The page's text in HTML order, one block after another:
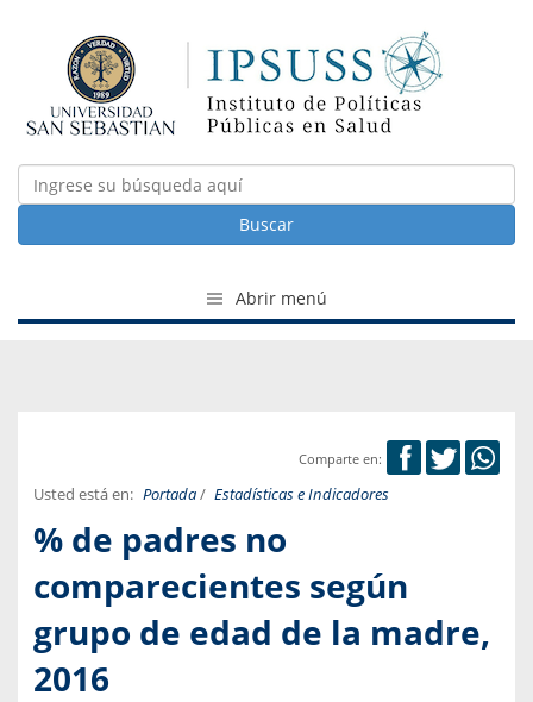
Buscar
Abrir menú
Comparte en:
Usted está en: Portada/ Estadísticas e Indicadores
% de padres no
comparecientes según
grupo de edad de la madre,
2016